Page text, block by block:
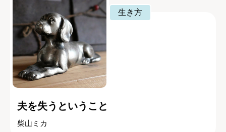
生き方
夫を失うということ
柴山ミカ